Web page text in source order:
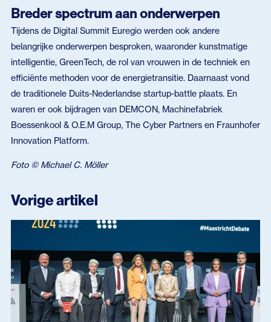
Breder spectrum aan onderwerpen
Tijdens de Digital Summit Euregio werden ook andere
belangrijke onderwerpen besproken, waaronder kunstmatige
intelligentie, GreenTech, de rol van vrouwen in de techniek en
efficiënte methoden voor de energietransitie. Daarnaast vond
de traditionele Duits-Nederlandse startup-battle plaats. En
waren er ook bijdragen van DEMCON, Machinefabriek
Boessenkool & O.E.M Group, The Cyber Partners en Fraunhofer
Innovation Platform.
Foto © Michael C. Möller
Vorige artikel